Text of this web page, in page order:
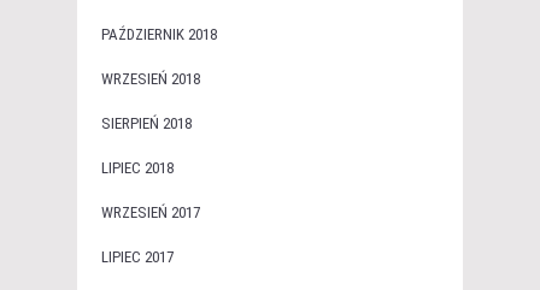
PAŹDZIERNIK 2018
WRZESIEŃ 2018
SIERPIEŃ 2018
LIPIEC 2018
WRZESIEŃ 2017
LIPIEC 2017